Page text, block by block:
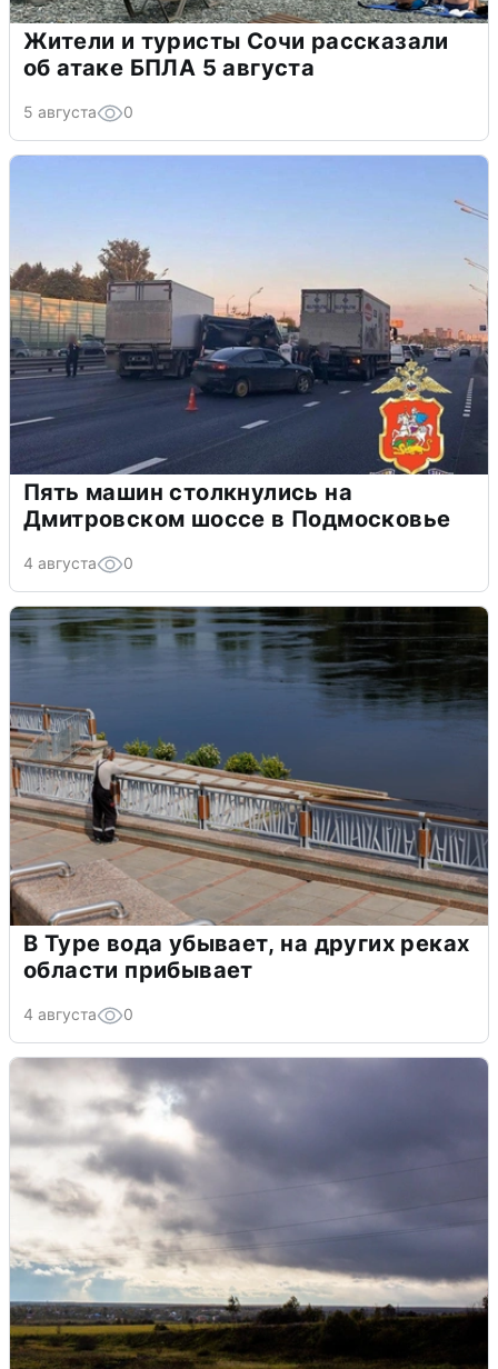
Жители и туристы Сочи рассказали
об атаке БПЛА 5 августа
5 августа 0
Пять машин столкнулись на
Дмитровском шоссе в Подмосковье
4 августа 0
В Туре вода убывает, на других реках
области прибывает
4 августа 0